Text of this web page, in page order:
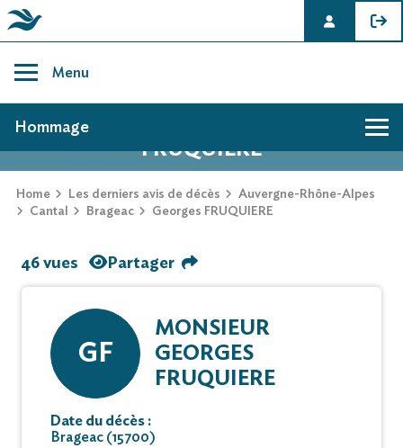
content
Menu
AVIS DE DÉCÈS DE GEORGES
FRUQUIERE
Home Les derniers avis de décès
Auvergne-Rhône-Alpes
Cantal
Brageac Georges FRUQUIERE
Hommage
46 vues Partager
GF
MONSIEUR
GEORGES
FRUQUIERE
Date du décès :
Brageac (15700)